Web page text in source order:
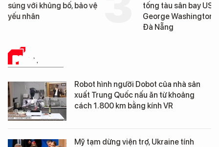
súng với khủng bố, bảo vệ
yếu nhân
tống tàu sân bay USS
George Washington
Đà Nẵng
PHÂN TÍCH
Robot hình người Dobot của nhà sản
xuất Trung Quốc nấu ăn từ khoảng
cách 1.800 km bằng kính VR
Mỹ tạm dừng viện trợ, Ukraine tính